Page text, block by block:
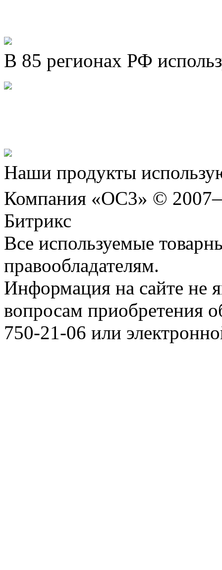
В 85 регионах РФ
Наши продукты
Компания «ОС3» ©
Битрикс
Все используемые
правообладателям.
Информация на сайте не
вопросам приобретения
750-21-06 или